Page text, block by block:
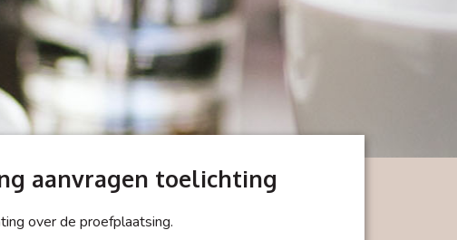
aanvragen toelichting
over de proefplaatsing.